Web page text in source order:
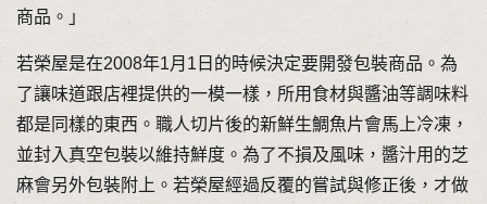
商品。」
若榮屋是在2008年1月1日的時候決定要開發包裝商品。為
了讓味道跟店裡提供的一模一樣，所用食材與醬油等調味料
都是同樣的東西。職人切片後的新鮮生鯛魚片會馬上冷凍，
並封入真空包裝以維持鮮度。為了不損及風味，醬汁用的芝
麻會另外包裝附上。若榮屋經過反覆的嘗試與修正後，才做